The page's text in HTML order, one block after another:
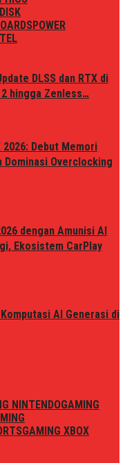
POWER
DLSS dan RTX di
hingga Zenless…
2026: Debut Memori
Dominasi Overclocking
dengan Amunisi AI
Ekosistem CarPlay
AI Generasi di
NINTENDOGAMING
GAMING XBOX